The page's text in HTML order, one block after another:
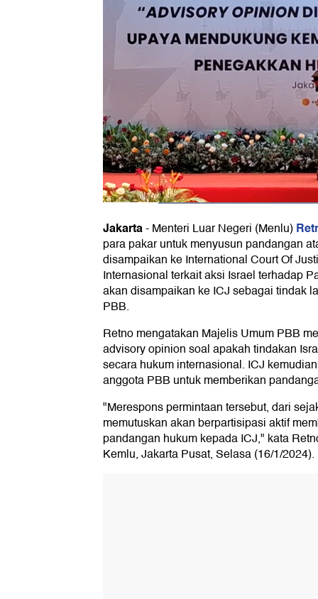
Jakarta-Menteri Luar Negeri (Menlu)
para pakar untuk menyusun pandangan
disampaikan ke International Court Of
Internasional terkait aksi Israel terhadap
akan disampaikan ke ICJ sebagai tindak
PBB.
Retno mengatakan Majelis Umum PBB
advisory opinion soal apakah tindakan
secara hukum internasional. ICJ
anggota PBB untuk memberikan
"Merespons permintaan tersebut, dari
memutuskan akan berpartisipasi aktif
pandangan hukum kepada ICJ," kata
Kemlu, Jakarta Pusat, Selasa (16/1/2024).